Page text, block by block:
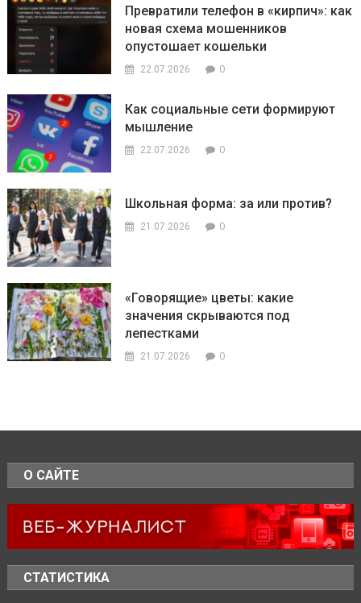
Превратили телефон в «кирпич»: как
новая схема мошенников
опустошает кошельки
22.07.2026 0
Как социальные сети формируют
мышление
22.07.2026 0
Школьная форма: за или против?
21.07.2026 0
«Говорящие» цветы: какие
значения скрываются под
лепестками
21.07.2026 0
О САЙТЕ
СТАТИСТИКА